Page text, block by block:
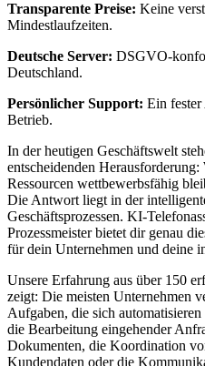
Transparente Preise: Keine
Mindestlaufzeiten.
Deutsche Server: DSGVO-
Deutschland.
Persönlicher Support: Ein fester
Betrieb.
In der heutigen Geschäftswelt
entscheidenden
Ressourcen wettbewerbsfähig
Die Antwort liegt in der
Geschäftsprozessen. KI-
Prozessmeister bietet dir genau
für dein Unternehmen und deine
Unsere Erfahrung aus über 150
zeigt: Die meisten Unternehmen
Aufgaben, die sich
die Bearbeitung eingehender
Dokumenten, die Koordination
Kundendaten oder die